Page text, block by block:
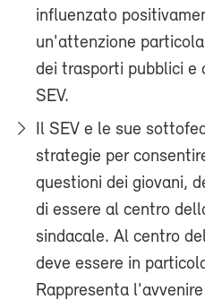
influenzato
un'attenzione
dei trasporti pubblici e
SEV.
Il SEV e le sue
strategie per
questioni dei giovani,
di essere al centro
sindacale. Al centro
deve essere in
Rappresenta